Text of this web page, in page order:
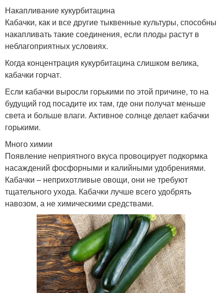
Накапливание кукурбитацина
Кабачки, как и все другие тыквенные культуры, способны
накапливать такие соединения, если плоды растут в
неблагоприятных условиях.
Когда концентрация кукурбитацина слишком велика,
кабачки горчат.
Если кабачки выросли горькими по этой причине, то на
будущий год посадите их там, где они получат меньше
света и больше влаги. Активное солнце делает кабачки
горькими.
Много химии
Появление неприятного вкуса провоцирует подкормка
насаждений фосфорными и калийными удобрениями.
Кабачки – неприхотливые овощи, они не требуют
тщательного ухода. Кабачки лучше всего удобрять
навозом, а не химическими средствами.